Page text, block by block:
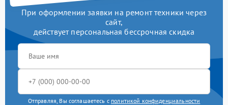
При оформлении заявки на ремонт техники через
сайт,
действует персональная бессрочная скидка
Отправляя, Вы соглашаетесь с политикой конфиденциальности